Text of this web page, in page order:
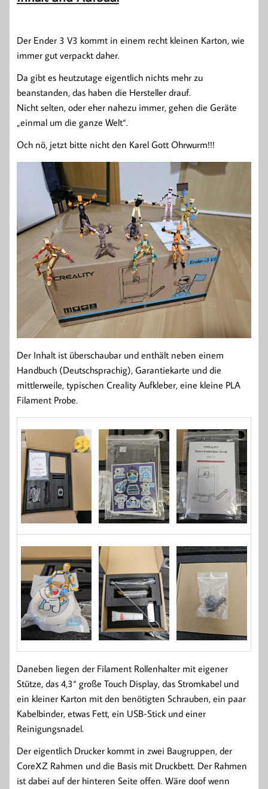
Der Ender 3 V3 kommt in einem recht kleinen Karton, wie
immer gut verpackt daher.
Da gibt es heutzutage eigentlich nichts mehr zu
beanstanden, das haben die Hersteller drauf.
Nicht selten, oder eher nahezu immer, gehen die Geräte
„einmal um die ganze Welt“.
Och nö, jetzt bitte nicht den Karel Gott Ohrwurm!!!
Der Inhalt ist überschaubar und enthält neben einem
Handbuch (Deutschsprachig), Garantiekarte und die
mittlerweile, typischen Creality Aufkleber, eine kleine PLA
Filament Probe.
Daneben liegen der Filament Rollenhalter mit eigener
Stütze, das 4,3“ große Touch Display, das Stromkabel und
ein kleiner Karton mit den benötigten Schrauben, ein paar
Kabelbinder, etwas Fett, ein USB-Stick und einer
Reinigungsnadel.
Der eigentlich Drucker kommt in zwei Baugruppen, der
CoreXZ Rahmen und die Basis mit Druckbett. Der Rahmen
ist dabei auf der hinteren Seite offen. Wäre doof wenn